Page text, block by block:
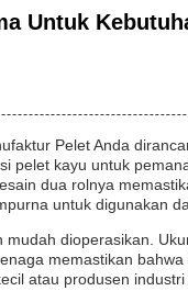
Untuk
Pelet Anda
pelet kayu untuk
dua rolnya
untuk digunakan
dioperasikan.
memastikan
atau produsen